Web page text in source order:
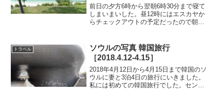
前日の夕方6時から翌朝6時30分まで寝て
しまいまいした。昼12時にはエスカヤか
らチェックアウトの予定だったので朝食
私はシュノーケリングをせず、妻と一緒
に背泳ぎでただ海に浮かんでいました。
トラベル
ソウルの写真 韓国旅行
［2018.4.12-4.15］
2018年4月12日から4月15日まで韓国のソ
ウルに妻と3泊4日の旅行にいきました。
私には初めての韓国旅行でした。センス